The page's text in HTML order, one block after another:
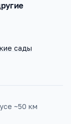
сады
~50 км